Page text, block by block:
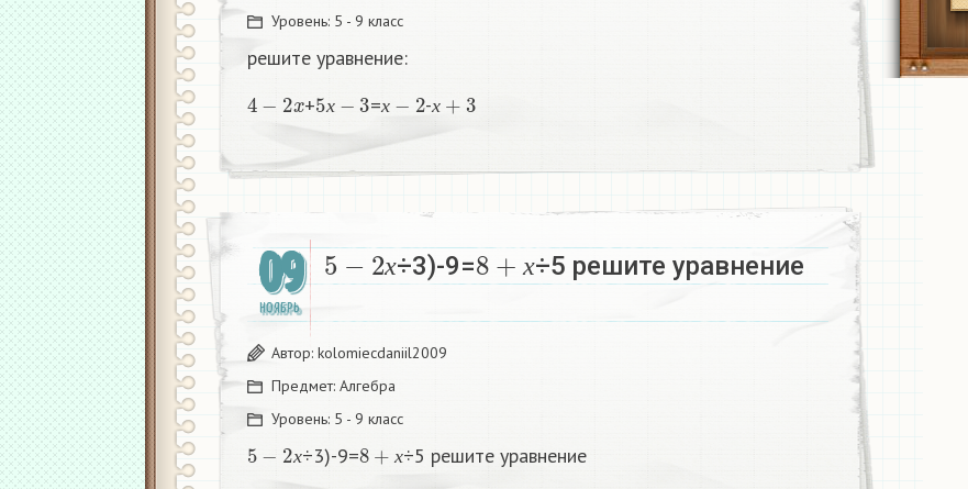
Уровень: 5 - 9 класс
решите уравнение:
4 x + х
5 =х -х
09
НОЯБРЬ
х
5−2х ÷3)-9= х
8+х ÷5 решите уравнение
Автор: kolomiecdaniil2009
Предмет: Алгебра
Уровень: 5 - 9 класс
х
5 х ÷3)-9= х
8 ÷5 решите уравнение